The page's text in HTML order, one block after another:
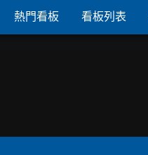
熱門看板 看板列表